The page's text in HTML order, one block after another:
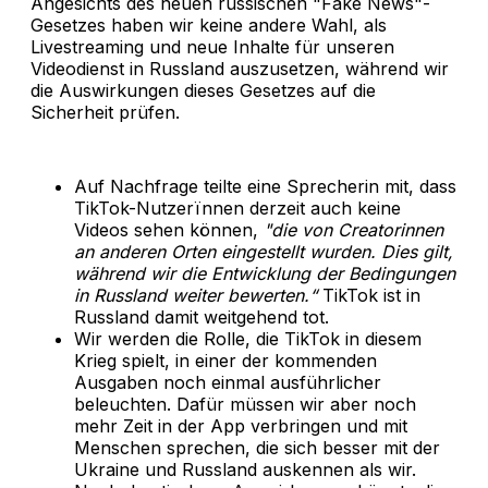
Gesetzes haben wir keine andere Wahl, als
Livestreaming und neue Inhalte für unseren
Videodienst in Russland auszusetzen, während wir
die Auswirkungen dieses Gesetzes auf die
Sicherheit prüfen.
Auf Nachfrage teilte eine Sprecherin mit, dass
TikTok-Nutzerïnnen derzeit auch keine
Videos sehen können, "die von Creatorinnen
an anderen Orten eingestellt wurden. Dies gilt,
während wir die Entwicklung der Bedingungen
in Russland weiter bewerten.“TikTok ist in
Russland damit weitgehend tot.
Wir werden die Rolle, die TikTok in diesem
Krieg spielt, in einer der kommenden
Ausgaben noch einmal ausführlicher
beleuchten. Dafür müssen wir aber noch
mehr Zeit in der App verbringen und mit
Menschen sprechen, die sich besser mit der
Ukraine und Russland auskennen als wir.